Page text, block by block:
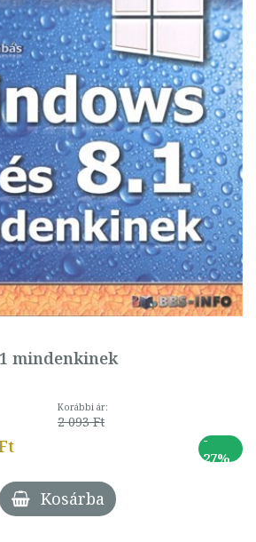
mindenkinek
Korábbi ár:
2 093 Ft
-
27%
Kosárba